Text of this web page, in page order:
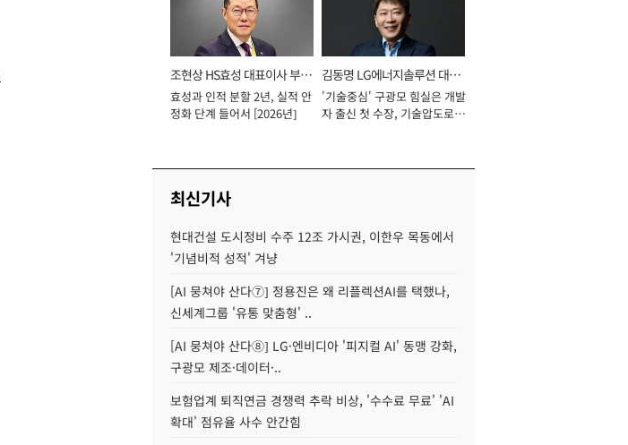
조현상 HS효성 대표이사 부회
장
효성과 인적 분할 2년, 실적 안
정화 단계 들어서 [2026년]
김동명 LG에너지솔루션 대표
이사 사장
'기술중심' 구광모 힘실은 개발
자 출신 첫 수장, 기술압도로
최신기사
현대건설 도시정비 수주 12조 가시권, 이한우 목동에서
'기념비적 성적' 겨냥
[AI 뭉쳐야 산다⑦] 정용진은 왜 리플렉션AI를 택했나,
신세계그룹 '유통 맞춤형' ..
[AI 뭉쳐야 산다⑧] LG·엔비디아 '피지컬 AI' 동맹 강화,
구광모 제조·데이터·..
보험업계 퇴직연금 경쟁력 추락 비상, '수수료 무료' 'AI
확대' 점유율 사수 안간힘